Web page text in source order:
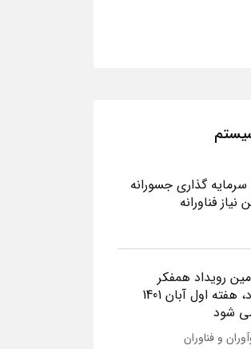
سرمایه گذاری جسورانه
نیاز فناورانه
رویداد همفکر
شاهرود، هفته اول آبان 1401
می شود
و فناوران